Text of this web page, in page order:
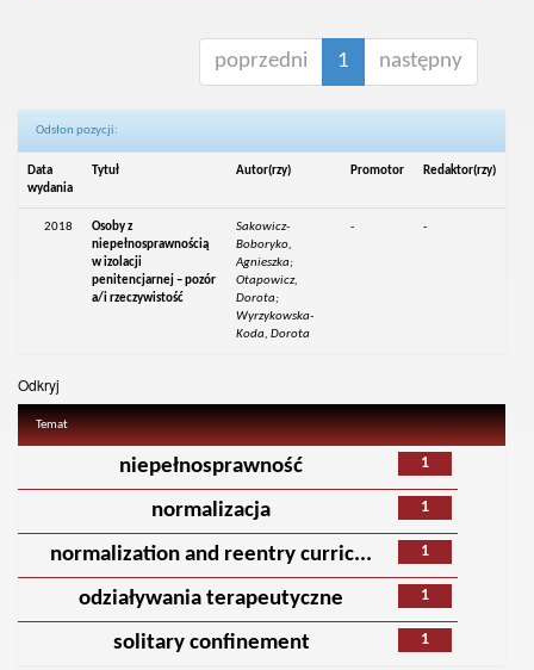
poprzedni 1 następny
Odsłon pozycji:
Data
wydania
Tytuł Autor(rzy) Promotor Redaktor(rzy)
2018
Osoby z
niepełnosprawnością
w izolacji
penitencjarnej – pozór
a/i rzeczywistość
Sakowicz-
Boboryko,
Agnieszka;
Otapowicz,
Dorota;
Wyrzykowska-
Koda, Dorota
- -
Odkryj
Temat
1
niepełnosprawność
1
normalizacja
1
normalization and reentry curric...
1
odziaływania terapeutyczne
1
solitary confinement